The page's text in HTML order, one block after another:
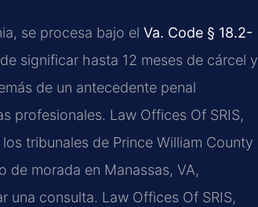
se procesa bajo el Va. Code § 18.2-
significar hasta 12 meses de cárcel y
de un antecedente penal
profesionales. Law Offices Of SRIS,
tribunales de Prince William County
de morada en Manassas, VA,
consulta. Law Offices Of SRIS,